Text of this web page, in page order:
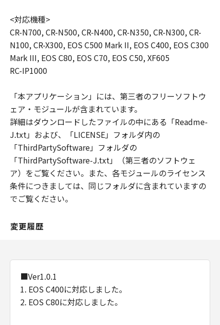
ら生じた損害、およびその他の結果的損害
を含みます。かかる結果を予見し得た場合
も含みます。）について、適用法で認めら
れる限り、一切責任を負わないものとしま
す。ただし、キヤノン、キヤノンの子会
理店または販売店またはキヤノンのライセ
ンサー、の故意または重過失による債務不
履行または不法行為に起因してお客様に生
じた損害に対する賠償責任については、免
責されないものとします。
輸出
お客様は、日本国政府または該当国の政府
より必要な認可等を得ることなしに、「許
諾ソフトウェア」の全部または一部を、直
トウェア」の使用を開始した時点で発効
し、下記(2)または(3)により終了されるま
で有効に存続します。
(2) お客様は、「許諾ソフトウェア」およ
<対応機種>
CR-N700, CR-N500, CR-N400, CR-N350, CR-N300, CR-
N100, CR-X300, EOS C500 Mark II, EOS C400, EOS C300
Mark III, EOS C80, EOS C70, EOS C50, XF605
RC-IP1000
「本アプリケーション」には、第三者のフリーソフトウ
ェア・モジュールが含まれています。
詳細はダウンロードしたファイルの中にある「Readme-
J.txt」および、「LICENSE」フォルダ内の
「ThirdPartySoftware」フォルダの
「ThirdPartySoftware-J.txt」（第三者のソフトウェ
ア）をご覧ください。また、各モジュールのライセンス
条件につきましては、同じフォルダに含まれていますの
でご覧ください。
変更履歴
■Ver1.0.1
1. EOS C400に対応しました。
2. EOS C80に対応しました。